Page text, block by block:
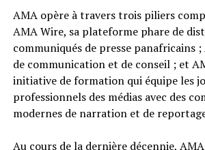
AMA opère à travers trois piliers
AMA Wire, sa plateforme phare de
communiqués de presse panafricains ;
de communication et de conseil ; et
initiative de formation qui équipe les
professionnels des médias avec des
modernes de narration et de
Au cours de la dernière décennie,